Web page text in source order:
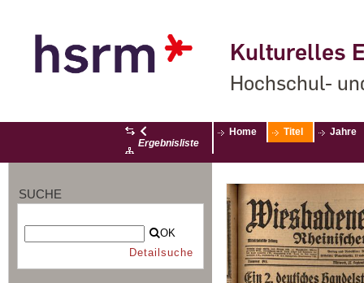
Kulturelles
Hochschul-
Ergebnisliste
Home Titel Jahre
SUCHE
OK
Detailsuche